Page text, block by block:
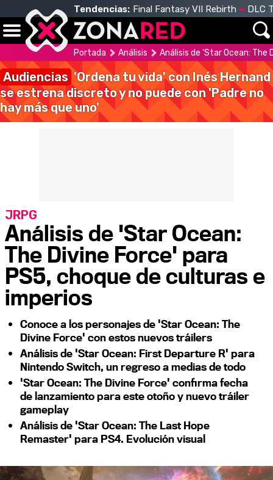
Tendencias: Final Fantasy VII Rebirth DLC
Portada Análisis Análisis de 'Star Ocean: The
Audiencias 'Ordena tu vida' con Inés Hernand
se estrena discreto y no puede con 'Padre no
hay más que uno'
Conoce a los personajes de 'Star Ocean: The
Divine Force' con estos nuevos tráilers
Análisis de 'Star Ocean: First Departure R' para
Nintendo Switch, un regreso a medias de todo
'Star Ocean: The Divine Force' confirma fecha
de lanzamiento para este otoño y nuevo tráiler
gameplay
Análisis de 'Star Ocean: The Last Hope
Remaster' para PS4. Evolución visual
Análisis de 'Star Ocean:
The Divine Force' para
PS5, choque de culturas e
imperios
JRPG